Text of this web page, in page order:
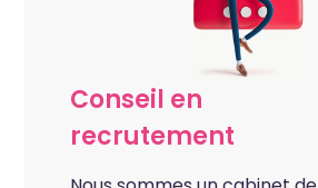
Conseil en
recrutement